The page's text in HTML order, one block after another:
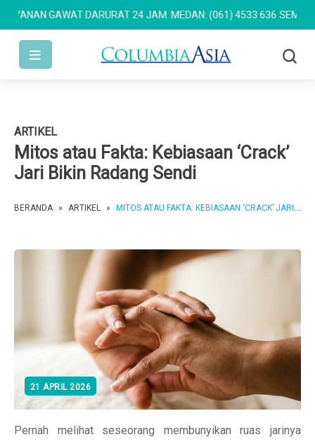
GAWAT DARURAT 24 JAM: MEDAN: (061) 4533 636
ARTIKEL
Mitos atau Fakta: Kebiasaan ‘Crack’
Jari Bikin Radang Sendi
BERANDA » ARTIKEL » MITOS ATAU FAKTA: KEBIASAAN ‘CRACK’ JARI BIKIN RADANG SENDI
21 APRIL 2026
Pernah melihat seseorang membunyikan ruas jarinya